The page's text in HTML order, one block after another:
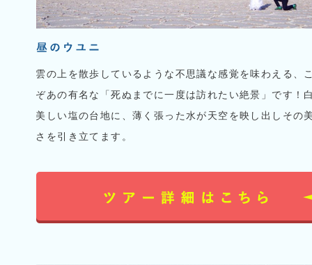
雲の上を散歩しているような不思議な感覚を味わえる、
ぞあの有名な「死ぬまでに一度は訪れたい絶景」です！
美しい塩の台地に、薄く張った水が天空を映し出しその
さを引き立てます。